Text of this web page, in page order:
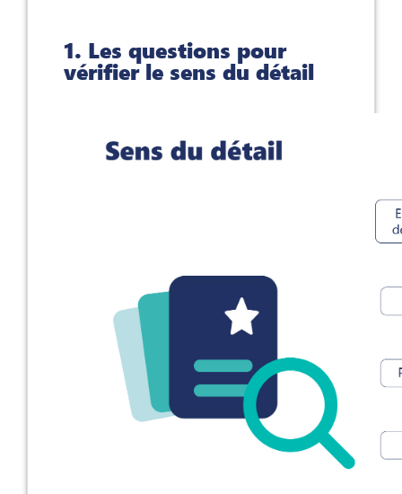
1. Les questions pour
vérifier le sens du détail